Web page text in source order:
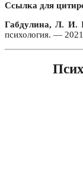
Ссылка для
Габдулина, Л. И.
психология. —